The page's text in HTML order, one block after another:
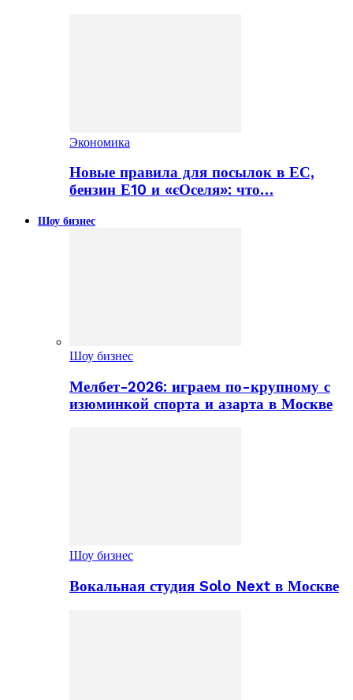
Экономика
Новые правила для посылок в ЕС,
бензин Е10 и «єОселя»: что…
Шоу бизнес
Шоу бизнес
Мелбет-2026: играем по-крупному с
изюминкой спорта и азарта в Москве
Шоу бизнес
Вокальная студия Solo Next в Москве